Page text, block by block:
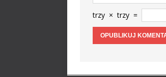
trzy × trzy =